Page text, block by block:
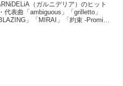
（ガルニデリア）のヒット
代表曲「ambiguous」「grilletto」
BLAZING」「MIRAI」「約束 -Promise